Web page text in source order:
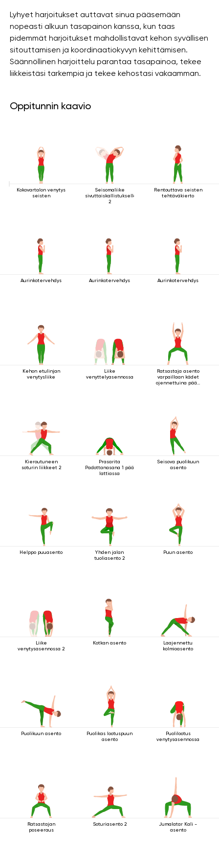
Lyhyet harjoitukset auttavat sinua pääsemään
nopeasti alkuun tasapainon kanssa, kun taas
pidemmät harjoitukset mahdollistavat kehon syvällisen
sitouttamisen ja koordinaatiokyvyn kehittämisen.
Säännöllinen harjoittelu parantaa tasapainoa, tekee
liikkeistäsi tarkempia ja tekee kehostasi vakaamman.
Oppitunnin kaavio
Kokovartalon venytys
seisten
Seisomaliike
sivuttaiskallistuksella
2
Rentouttava seisten
tehtäväkierto
Aurinkotervehdys Aurinkotervehdys Aurinkotervehdys
Kehon etulinjan
venytysliike
Liike
venyttelyasennossa
Ratsastaja asento
varpaillaan kädet
ojennettuina pään
Kieroutuneen
soturin liikkeet 2
Prasarita
Padottanasana 1 pää
lattiassa
Seisova puolikuun
asento
Helppo puuasento
Yhden jalan
tuoliasento 2
Puun asento
Liike
venytysasennossa 2
Kotkan asento
Laajennettu
kolmioasento
Puolikuun asento
Puolikas lootuspuun
asento
Puolilootus
venytysasennossa
Ratsastajan
poseeraus
Soturiasento 2
Jumalatar Kali -
asento